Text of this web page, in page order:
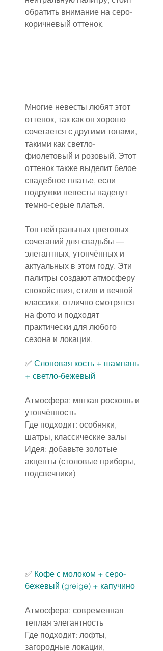
обратить внимание на серо-
коричневый оттенок.
Многие невесты любят этот
оттенок, так как он хорошо
сочетается с другими тонами,
такими как светло-
фиолетовый и розовый. Этот
оттенок также выделит белое
свадебное платье, если
подружки невесты наденут
темно-серые платья.
Топ нейтральных цветовых
сочетаний для свадьбы —
элегантных, утончённых и
актуальных в этом году. Эти
палитры создают атмосферу
спокойствия, стиля и вечной
классики, отлично смотрятся
на фото и подходят
практически для любого
сезона и локации.
✅ Слоновая кость + шампань
+ светло-бежевый
Атмосфера: мягкая роскошь и
утончённость
Где подходит: особняки,
шатры, классические залы
Идея: добавьте золотые
акценты (столовые приборы,
подсвечники)
✅ Кофе с молоком + серо-
бежевый (greige) + капучино
Атмосфера: современная
теплая элегантность
Где подходит: лофты,
загородные локации,